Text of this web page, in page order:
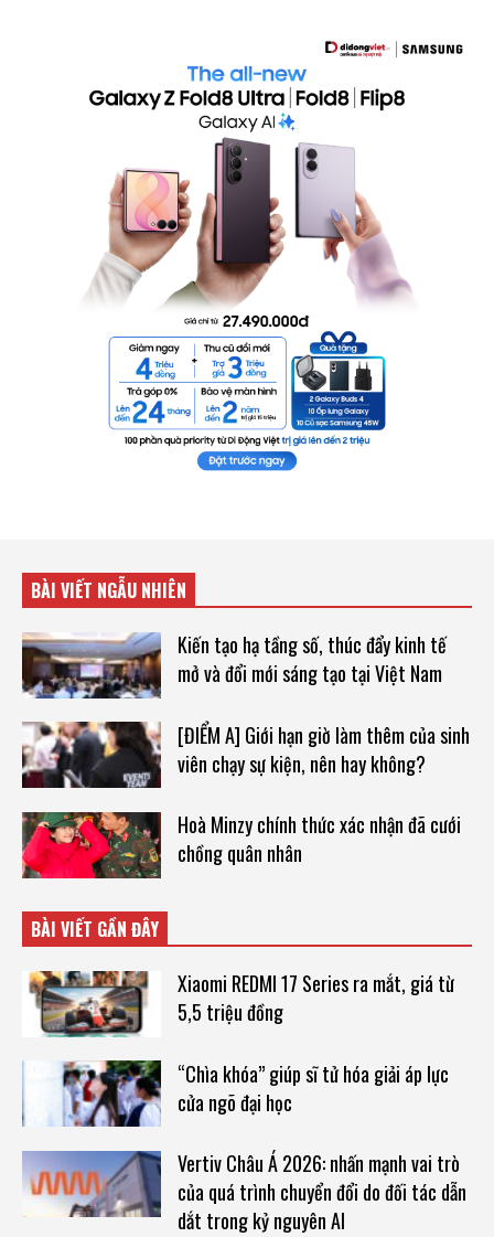
BÀI VIẾT NGẪU NHIÊN
Kiến tạo hạ tầng số, thúc đẩy kinh tế
mở và đổi mới sáng tạo tại Việt Nam
[ĐIỂM A] Giới hạn giờ làm thêm của sinh
viên chạy sự kiện, nên hay không?
Hoà Minzy chính thức xác nhận đã cưới
chồng quân nhân
BÀI VIẾT GẦN ĐÂY
Xiaomi REDMI 17 Series ra mắt, giá từ
5,5 triệu đồng
“Chìa khóa” giúp sĩ tử hóa giải áp lực
cửa ngõ đại học
Vertiv Châu Á 2026: nhấn mạnh vai trò
của quá trình chuyển đổi do đối tác dẫn
dắt trong kỷ nguyên AI